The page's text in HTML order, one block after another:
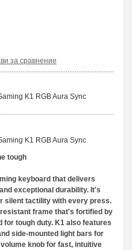
за сравнение
K1 RGB Aura Sync
K1 RGB Aura Sync
tough
keyboard that delivers
exceptional durability. It's
silent tactility with every press.
frame that's fortified by
for tough duty. K1 also features
side-mounted light bars for
knob for fast, intuitive